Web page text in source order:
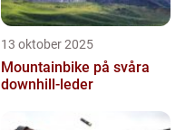
13 oktober 2025
Mountainbike på svåra
downhill-leder